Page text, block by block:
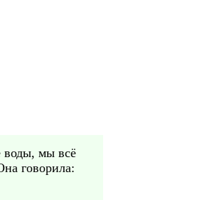
воды, мы всё
говорила: